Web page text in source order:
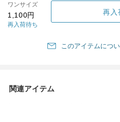
ワンサイズ
1,100円
再入荷待ち
再入
このアイテムにつ
関連アイテム